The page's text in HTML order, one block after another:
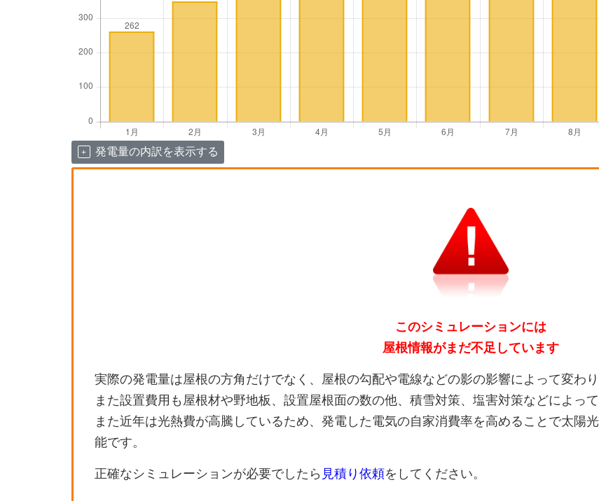
発電量の内訳を表示する
このシミュレーションには
屋根情報がまだ不足しています
実際の発電量は屋根の方角だけでなく、屋根の勾配や電線などの影の影響によって変わり
また設置費用も屋根材や野地板、設置屋根面の数の他、積雪対策、塩害対策などによって
また近年は光熱費が高騰しているため、発電した電気の自家消費率を高めることで太陽
能です。
正確なシミュレーションが必要でしたら 見積り依頼をしてください。